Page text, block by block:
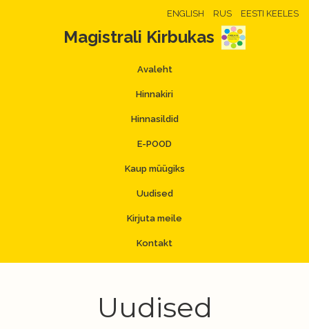
ENGLISH RUS EESTI KEELES
Magistrali Kirbukas
Avaleht
Hinnakiri
Hinnasildid
E-POOD
Kaup müügiks
Uudised
Kirjuta meile
Kontakt
Uudised